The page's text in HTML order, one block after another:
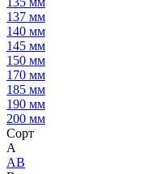
137 мм
140 мм
145 мм
150 мм
170 мм
185 мм
190 мм
200 мм
Сорт
А
АВ